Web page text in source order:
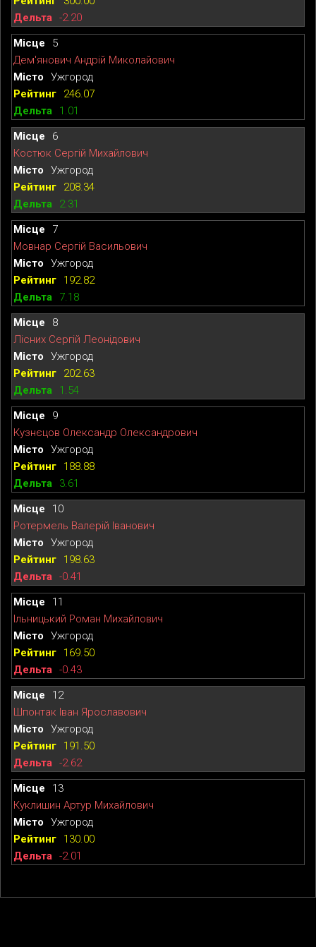
-2.20
5
Дем'янович Андрій Миколайович
Ужгород
246.07
1.01
6
Костюк Сергій Михайлович
Ужгород
208.34
2.31
7
Мовнар Сергій Васильович
Ужгород
192.82
7.18
8
Лісних Сергій Леонідович
Ужгород
202.63
1.54
9
Кузнєцов Олександр Олександрович
Ужгород
188.88
3.61
10
Ротермель Валерій Іванович
Ужгород
198.63
-0.41
11
Ільницький Роман Михайлович
Ужгород
169.50
-0.43
12
Шпонтак Іван Ярославович
Ужгород
191.50
-2.62
13
Куклишин Артур Михайлович
Ужгород
130.00
-2.01